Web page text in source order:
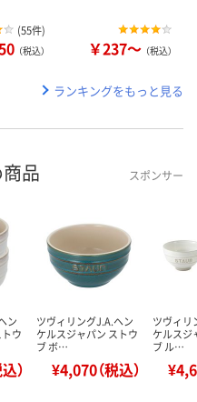
(55件)
（税込） ￥237～ （税込）
ランキングをもっと見る
品 スポンサー
ン
ウ
）
ツヴィリングJ.A.ヘン
ケルスジャパン ストウ
ブ ボ…
¥4,070（税込）
ツヴィリ
ケルスジ
ブ ル…